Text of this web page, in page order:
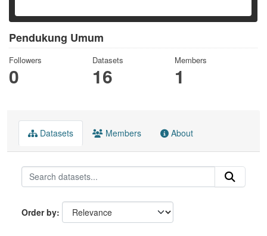
Pendukung Umum
Followers
0
Datasets
16
Members
1
Datasets Members About
Order by